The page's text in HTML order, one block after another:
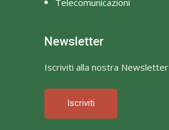
Telecomunicazioni
Newsletter
Iscriviti alla nostra Newsletter
Iscriviti